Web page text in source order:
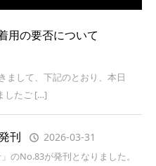
用の要否について
まして、下記のとおり、本日
したご […]
刊 2026-03-31
のNo.83が発刊となりました。